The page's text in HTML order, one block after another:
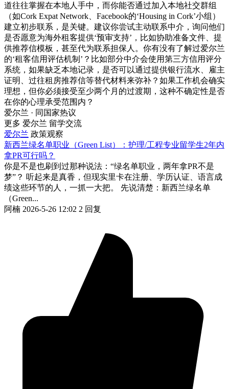
道往往掌握在本地人手中，而你能否通过加入本地社交群组
（如Cork Expat Network、Facebook的‘Housing in Cork’小组）
建立初步联系，是关键。建议你尝试主动联系中介，询问他们
是否愿意为海外租客提供‘预审支持’，比如协助准备文件、提
供推荐信模板，甚至代为联系担保人。你有没有了解过爱尔兰
的‘租客信用评估机制’？比如部分中介会使用第三方信用评分
系统，如果缺乏本地记录，是否可以通过提供银行流水、雇主
证明、过往租房推荐信等替代材料来弥补？如果工作机会确实
理想，但你必须接受至少两个月的过渡期，这种不确定性是否
在你的心理承受范围内？
爱尔兰 · 同国家热议
更多 爱尔兰 留学交流
爱尔兰 政策观察
新西兰绿名单职业（Green List）：护理/工程专业留学生2年内
拿PR可行吗？
你是不是也刷到过那种说法：“绿名单职业，两年拿PR不是
梦”？ 听起来是真香，但现实里卡在注册、学历认证、语言成
绩这些环节的人，一抓一大把。 先说清楚：新西兰绿名单
（Green...
阿楠 2026-5-26 12:02 2 回复